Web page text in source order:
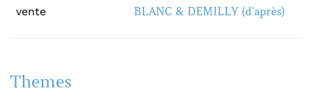
vente
BLANC & DEMILLY (d'après)
Themes